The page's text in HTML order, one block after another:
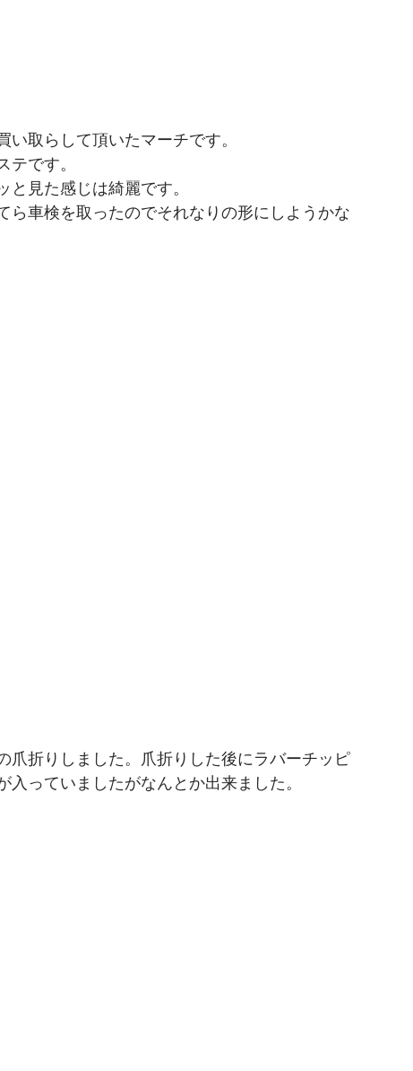
取らして頂いたマーチです。
です。
見た感じは綺麗です。
ら車検を取ったのでそれなりの形にしようかな
爪折りしました。爪折りした後にラバーチッピ
っていましたがなんとか出来ました。